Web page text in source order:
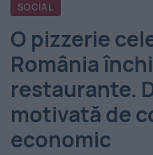
România
-
Evenimentul
Zilei
SOCIAL
O pizzerie
România
restaurante.
motivată de
economic